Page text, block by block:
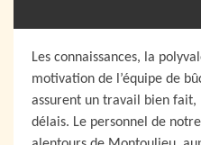
Les connaissances, la
motivation de l’équipe de
assurent un travail bien fait,
délais. Le personnel de